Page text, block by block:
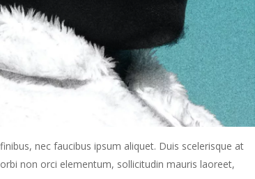
nec faucibus ipsum aliquet. Duis scelerisque at
non orci elementum, sollicitudin mauris laoreet,